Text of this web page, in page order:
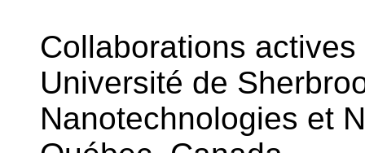
Collaborations actives
Université de
Nanotechnologies et